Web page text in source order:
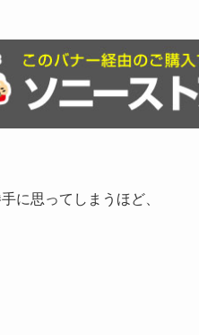
に思ってしまうほど、